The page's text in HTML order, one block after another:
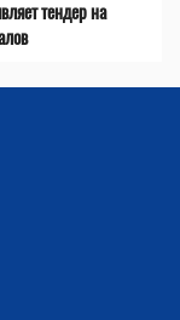
тендер на